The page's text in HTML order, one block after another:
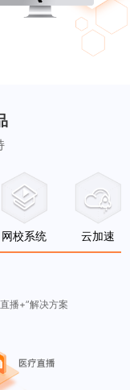
网校系统 云加速
播+”解决方案